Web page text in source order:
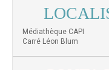
Médiathèque CAPI
Carré Léon Blum